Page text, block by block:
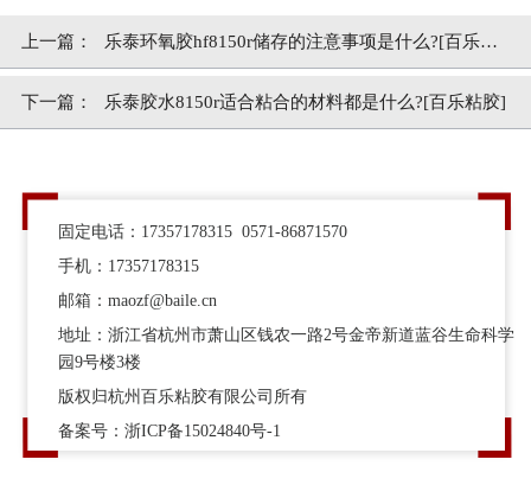
上一篇： 乐泰环氧胶hf8150r储存的注意事项是什么?[百乐粘
胶]
下一篇： 乐泰胶水8150r适合粘合的材料都是什么?[百乐粘胶]
固定电话：17357178315 0571-86871570
手机：17357178315
邮箱：maozf@baile.cn
地址：浙江省杭州市萧山区钱农一路2号金帝新道蓝谷生命科学
园9号楼3楼
版权归杭州百乐粘胶有限公司所有
备案号：浙ICP备15024840号-1